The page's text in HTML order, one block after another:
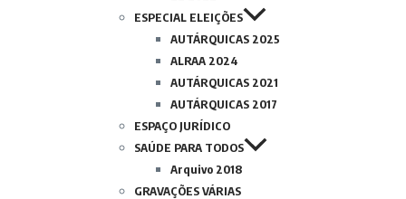
ESPECIAL ELEIÇÕES
AUTÁRQUICAS 2025
ALRAA 2024
AUTÁRQUICAS 2021
AUTÁRQUICAS 2017
ESPAÇO JURÍDICO
SAÚDE PARA TODOS
Arquivo 2018
GRAVAÇÕES VÁRIAS